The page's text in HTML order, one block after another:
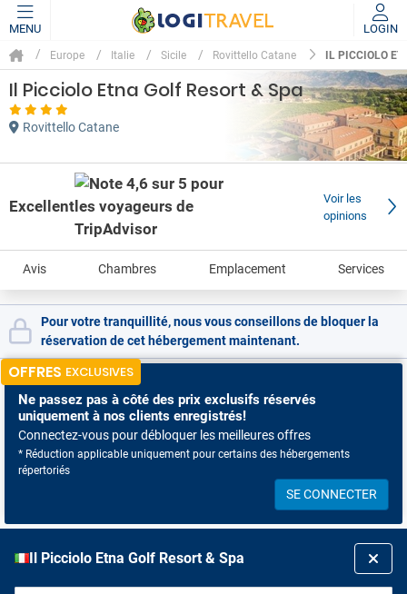
MENU LOGIN
Europe Italie Sicile Rovittello Catane IL PICCIOLO
Il Picciolo Etna Golf Resort & Spa
Rovittello Catane
Excellent
Voir les
opinions
Avis Chambres Emplacement Services
Pour votre tranquillité, nous vous conseillons de bloquer la
réservation de cet hébergement maintenant.
OFFRES EXCLUSIVES
Ne passez pas à côté des prix exclusifs réservés
uniquement à nos clients enregistrés!
Connectez-vous pour débloquer les meilleures offres
* Réduction applicable uniquement pour certains des hébergements
répertoriés
SE CONNECTER
Il Picciolo Etna Golf Resort & Spa